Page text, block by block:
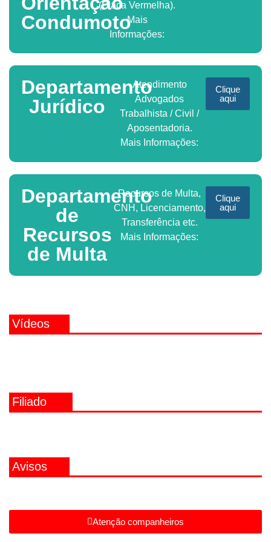
Condumoto
(Placa Vermelha).
Mais
Informações:
Departamento
Jurídico
Atendimento
Advogados
Trabalhista / Civil /
Aposentadoria.
Mais Informações:
Clique
aqui
Departamento
de
Recursos
de Multa
Recursos de Multa,
CNH, Licenciamento,
Transferência etc.
Mais Informações:
Clique
aqui
Vídeos
Filiado
Avisos
Atenção companheiros